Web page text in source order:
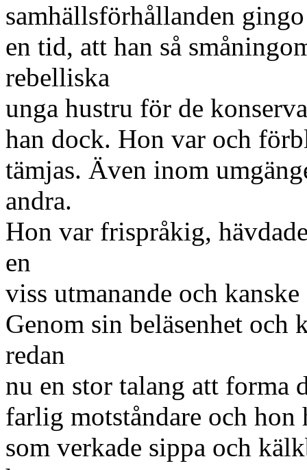
samhällsförhållanden
en tid, att han så
rebelliska
unga hustru för de
han dock. Hon var och
tämjas. Även inom
andra.
Hon var frispråkig,
en
viss utmanande och
Genom sin beläsenhet
redan
nu en stor talang att
farlig motståndare och
som verkade sippa och